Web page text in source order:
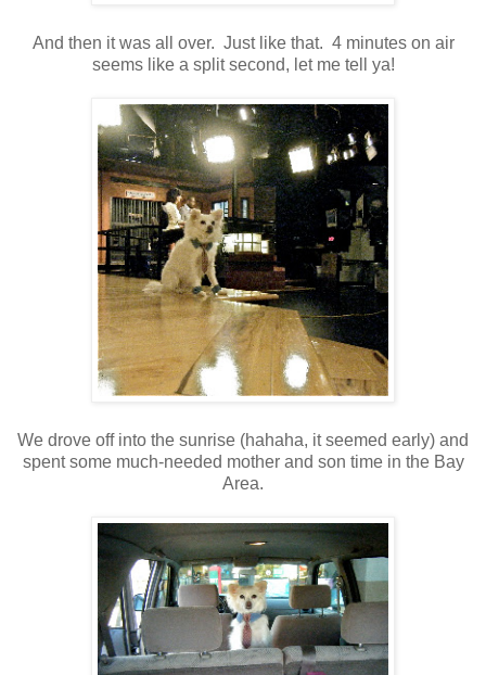
And then it was all over. Just like that. 4 minutes on air
seems like a split second, let me tell ya!
We drove off into the sunrise (hahaha, it seemed early) and
spent some much-needed mother and son time in the Bay
Area.